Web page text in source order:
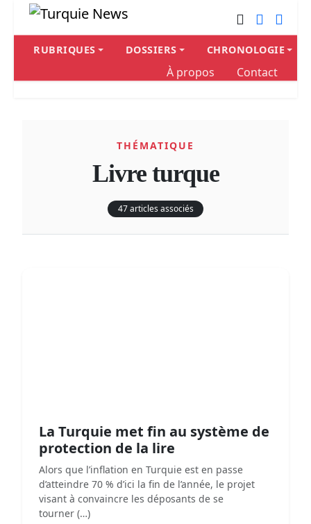
RUBRIQUES DOSSIERS CHRONOLOGIE
À propos Contact
THÉMATIQUE
Livre turque
47 articles associés
La Turquie met fin au système de
protection de la lire
Alors que l’inflation en Turquie est en passe
d’atteindre 70 % d’ici la fin de l’année, le projet
visant à convaincre les déposants de se
tourner (…)